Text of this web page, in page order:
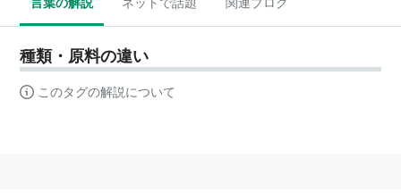
種類・原料の違い
このタグの解説について